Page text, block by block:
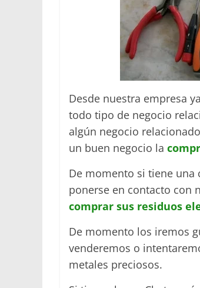
Desde nuestra empresa
todo tipo de negocio
algún negocio
un buen negocio la
De momento si tiene una
ponerse en contacto con
comprar sus residuos
De momento los iremos
venderemos o
metales preciosos.